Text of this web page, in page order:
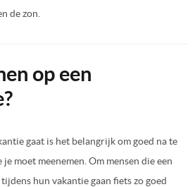
de zon.
op een
gaat is het belangrijk om goed na te
moet meenemen. Om mensen die een
hun vakantie gaan fiets zo goed